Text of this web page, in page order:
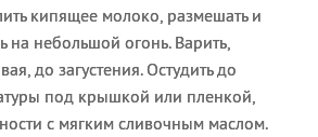
кипящее молоко, размешать и
на небольшой огонь. Варить,
до загустения. Остудить до
под крышкой или пленкой,
с мягким сливочным маслом.